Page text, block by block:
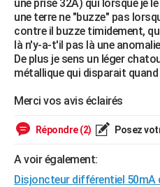
Art de vivre
Bien-être
Loisirs
Mode
Modes de vie
SANTE
Alimentation
Guide de la santé
Maladies
Médicaments
Sommeil
VOYAGE
Destinations
City break
Voyage nature
Voyage de noces
Forum
Climat
+PHOTO
GUIDES D'ACHAT
BONS PLANS
Carte de Noël
Carte Bonne année
Carte Saint-Valentin
Carte Pâques
Carte d'anniversaire
DICTIONNAIRE
une prise 32A) qui lorsque je
une terre ne "buzze" pas
contre il buzze timidement,
là n'y-a-t'il pas là une
De plus je sens un léger
métallique qui disparait
Merci vos avis éclairés
Répondre (2) Posez
A voir également:
Disjoncteur différentiel 50mA